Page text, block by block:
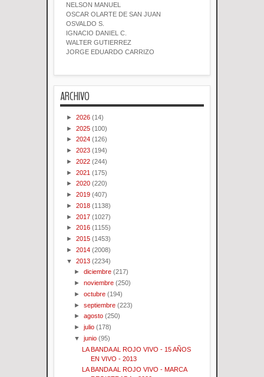
NELSON MANUEL
OSCAR OLARTE DE SAN JUAN
OSVALDO S.
IGNACIO DANIEL C.
WALTER GUTIERREZ
JORGE EDUARDO CARRIZO
ARCHIVO
► 2026 (14)
► 2025 (100)
► 2024 (126)
► 2023 (194)
► 2022 (244)
► 2021 (175)
► 2020 (220)
► 2019 (407)
► 2018 (1138)
► 2017 (1027)
► 2016 (1155)
► 2015 (1453)
► 2014 (2008)
▼ 2013 (2234)
►diciembre (217)
►noviembre (250)
►octubre (194)
►septiembre (223)
►agosto (250)
►julio (178)
▼junio (95)
LA BANDA AL ROJO VIVO - 15 AÑOS
EN VIVO - 2013
LA BANDA AL ROJO VIVO - MARCA